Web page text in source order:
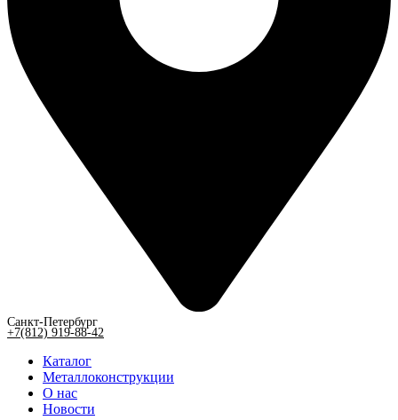
Санкт-Петербург
+7(812) 919-88-42
Каталог
Металлоконструкции
О нас
Новости